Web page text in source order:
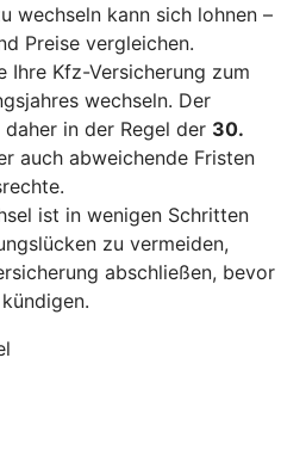
wechseln kann sich lohnen –
Preise vergleichen.
Ihre Kfz-Versicherung zum
wechseln. Der
in der Regel der 30.
auch abweichende Fristen
ist in wenigen Schritten
zu vermeiden,
abschließen, bevor